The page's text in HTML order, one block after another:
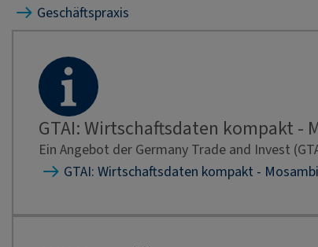
Geschäftspraxis
GTAI: Wirtschaftsdaten kompakt -
Ein Angebot der Germany Trade and Invest
GTAI: Wirtschaftsdaten kompakt -